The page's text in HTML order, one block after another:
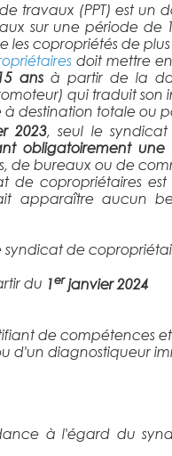
travaux (PPT) est
sur une période de
les copropriétés de
doit mettre
ansà partir de la
qui traduit son
à destination totale ou
2023, seul le
obligatoirement
de bureaux ou de
de copropriétaires est
apparaître aucun
de
du 1erjanvier 2024
de compétences
d'un diagnostiqueur
à l'égard du